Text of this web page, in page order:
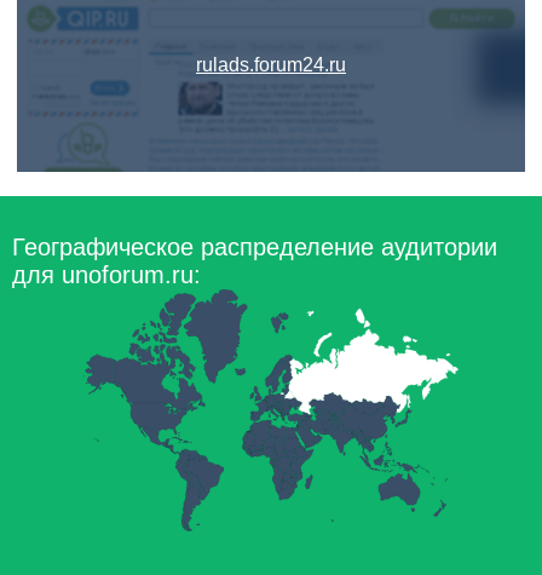
rulads.forum24.ru
Географическое распределение аудитории
для unoforum.ru: